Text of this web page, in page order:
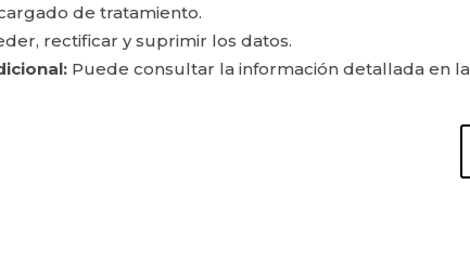
de tratamiento.
rectificar y suprimir los datos.
Puede consultar la información detallada en la